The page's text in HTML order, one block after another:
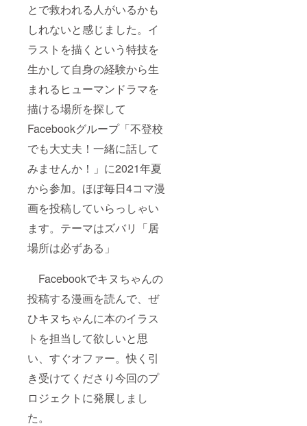
とで救われる人がいるかも
しれないと感じました。イ
ラストを描くという特技を
生かして自身の経験から生
まれるヒューマンドラマを
描ける場所を探して
Facebookグループ「不登校
でも大丈夫！一緒に話して
みませんか！」に2021年夏
から参加。ほぼ毎日4コマ漫
画を投稿していらっしゃい
ます。テーマはズバリ「居
場所は必ずある」
Facebookでキヌちゃんの
投稿する漫画を読んで、ぜ
ひキヌちゃんに本のイラス
トを担当して欲しいと思
い、すぐオファー。快く引
き受けてくださり今回のプ
ロジェクトに発展しまし
た。